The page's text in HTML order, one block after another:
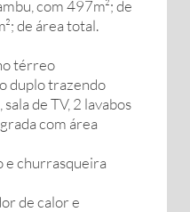
com 497m²; de
de área total.
térreo
duplo trazendo
de TV, 2 lavabos
com área
e churrasqueira
de calor e